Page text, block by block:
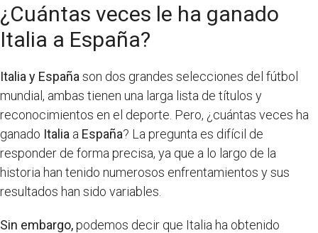
¿Cuántas veces le ha ganado
Italia a España?
Italia y España son dos grandes selecciones del fútbol
mundial, ambas tienen una larga lista de títulos y
reconocimientos en el deporte. Pero, ¿cuántas veces ha
ganado Italia a España? La pregunta es difícil de
responder de forma precisa, ya que a lo largo de la
historia han tenido numerosos enfrentamientos y sus
resultados han sido variables.
Sin embargo,podemos decir que Italia ha obtenido